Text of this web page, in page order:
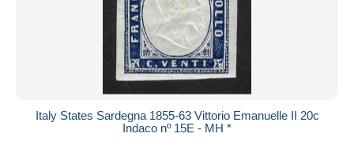
Italy States Sardegna 1855-63 Vittorio Emanuelle II 20c
Indaco nº 15E - MH *